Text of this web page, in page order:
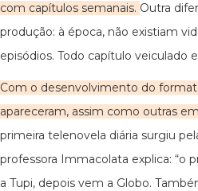
com capítulos semanais. Outra
produção: à época, não existiam
episódios. Todo capítulo veiculado
Com o desenvolvimento do
apareceram, assim como outras
primeira telenovela diária surgiu
professora Immacolata explica: “o
a Tupi, depois vem a Globo.